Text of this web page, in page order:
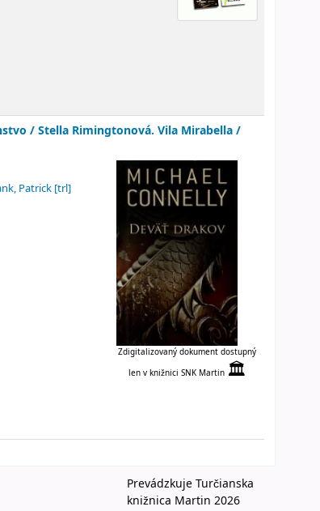
/ Stella Rimingtonová. Vila Mirabella /
Zdigitalizovaný dokument dostupný
len v knižnici SNK Martin 🏛
Patrick[trl]
Prevádzkuje Turčianska
knižnica Martin 2026